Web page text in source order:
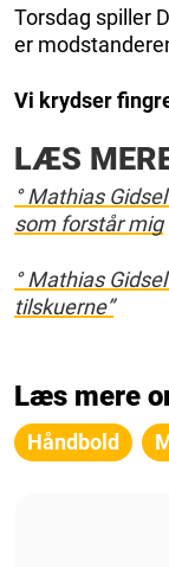
Torsdag spiller
er
Vi krydser
LÆS
° Mathias
som forstår mig
° Mathias
tilskuerne”
Læs mere
Håndbold